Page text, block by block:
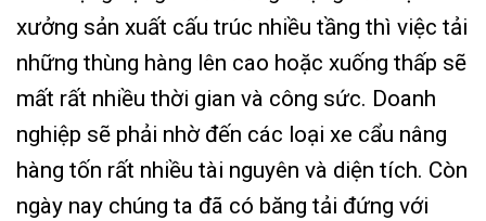
xưởng sản xuất cấu trúc nhiều tầng thì việc tải
những thùng hàng lên cao hoặc xuống thấp sẽ
mất rất nhiều thời gian và công sức. Doanh
nghiệp sẽ phải nhờ đến các loại xe cẩu nâng
hàng tốn rất nhiều tài nguyên và diện tích. Còn
ngày nay chúng ta đã có băng tải đứng với